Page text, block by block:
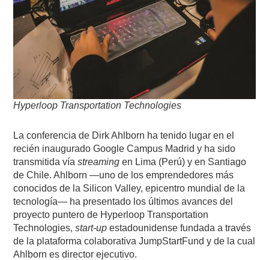
Hyperloop Transportation Technologies
La conferencia de Dirk Ahlborn ha tenido lugar en el
recién inaugurado Google Campus Madrid y ha sido
transmitida víastreamingen Lima (Perú) y en Santiago
de Chile. Ahlborn —uno de los emprendedores más
conocidos de la Silicon Valley, epicentro mundial de la
tecnología— ha presentado los últimos avances del
proyecto puntero de Hyperloop Transportation
Technologies,start-up estadounidense fundada a través
de la plataforma colaborativa JumpStartFund y de la cual
Ahlborn es director ejecutivo.